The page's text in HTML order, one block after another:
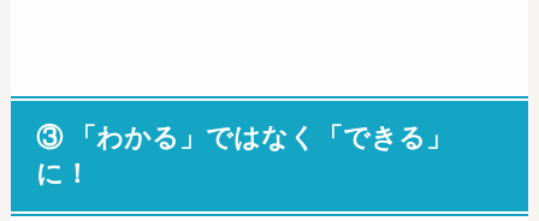
③ 「わかる」ではなく「できる」
に！